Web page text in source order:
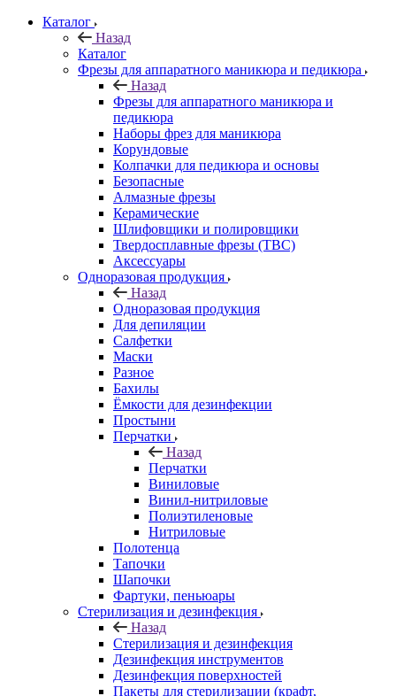
Каталог
Назад
Каталог
Фрезы для аппаратного маникюра и педикюра
Назад
Фрезы для аппаратного маникюра и
педикюра
Наборы фрез для маникюра
Корундовые
Колпачки для педикюра и основы
Безопасные
Алмазные фрезы
Керамические
Шлифовщики и полировщики
Твердосплавные фрезы (ТВС)
Аксессуары
Одноразовая продукция
Назад
Одноразовая продукция
Для депиляции
Салфетки
Маски
Разное
Бахилы
Ёмкости для дезинфекции
Простыни
Перчатки
Назад
Перчатки
Виниловые
Винил-нитриловые
Полиэтиленовые
Нитриловые
Полотенца
Тапочки
Шапочки
Фартуки, пеньюары
Стерилизация и дезинфекция
Назад
Стерилизация и дезинфекция
Дезинфекция инструментов
Дезинфекция поверхностей
Пакеты для стерилизации (крафт,